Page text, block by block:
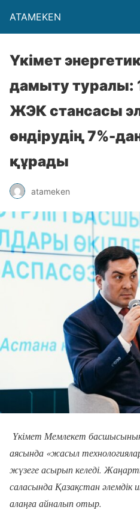
ATAMEKEN
Үкімет
дамыту
ЖЭК стансасы
өндірудің 7%-
құрады
atameken
Үкімет Мемлекет
аясында «жасыл
жүзеге асырып келеді.
саласында Қазақстан
алаңға айналып отыр.